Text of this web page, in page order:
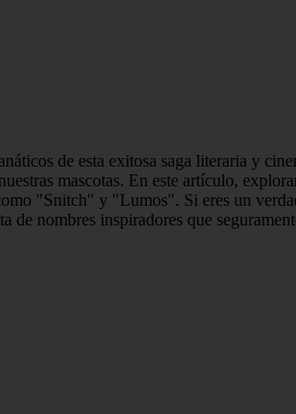
de esta exitosa saga literaria y
mascotas. En este artículo,
"Snitch" y "Lumos". Si eres un
nombres inspiradores que